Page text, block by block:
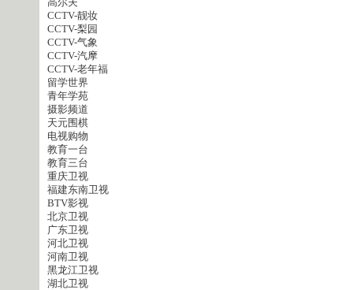
CCTV-靓妆
CCTV-梨园
CCTV-气象
CCTV-汽摩
CCTV-老年福
留学世界
青年学苑
摄影频道
天元围棋
电视购物
教育一台
教育三台
重庆卫视
福建东南卫视
BTV影视
北京卫视
广东卫视
河北卫视
河南卫视
黑龙江卫视
湖北卫视